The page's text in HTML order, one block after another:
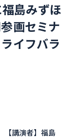
島みずほ
画セミナ
イフバラ
【講演者】福島